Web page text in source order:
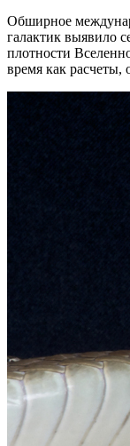
Обширное
галактик выявило
плотности
время как